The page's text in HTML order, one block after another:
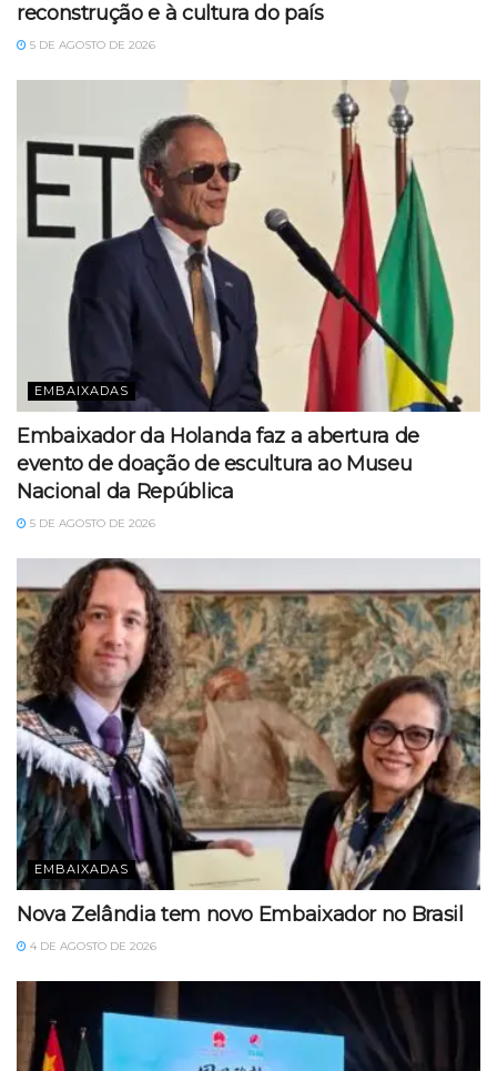
reconstrução e à cultura do país
5 DE AGOSTO DE 2026
EMBAIXADAS
Embaixador da Holanda faz a abertura de
evento de doação de escultura ao Museu
Nacional da República
5 DE AGOSTO DE 2026
EMBAIXADAS
Nova Zelândia tem novo Embaixador no Brasil
4 DE AGOSTO DE 2026